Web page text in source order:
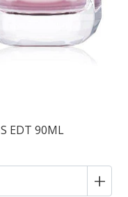
EDT 90ML
+